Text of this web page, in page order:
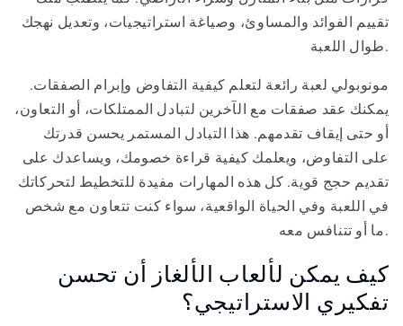
تقييم الفوائد والمساوئ، وصياغة استراتيجيات، وتعديل نهجك
طوال اللعبة.
مونوبولي لعبة رائعة لتعلم كيفية التفاوض وإبرام الصفقات.
يمكنك عقد صفقات مع الآخرين لتبادل الممتلكات، أو التعاون،
أو حتى إيقاف تقدمهم. هذا التبادل المستمر يحسن قدرتك
على التفاوض، ويعلمك كيفية قراءة خصومك، ويساعدك على
تقديم حجج قوية. كل هذه المهارات مفيدة للتخطيط لتحركاتك
في اللعبة وفي الحياة الواقعية، سواء كنت تتعاون مع شخص
ما أو تتنافس معه.
كيف يمكن لألعاب الألغاز أن تحسن
تفكيري الاستراتيجي؟